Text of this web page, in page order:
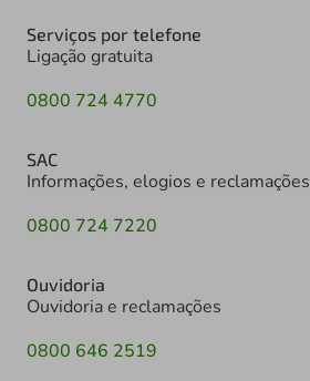
Serviços por telefone
Ligação gratuita
0800 724 4770
SAC
Informações, elogios e reclamações
0800 724 7220
Ouvidoria
Ouvidoria e reclamações
0800 646 2519